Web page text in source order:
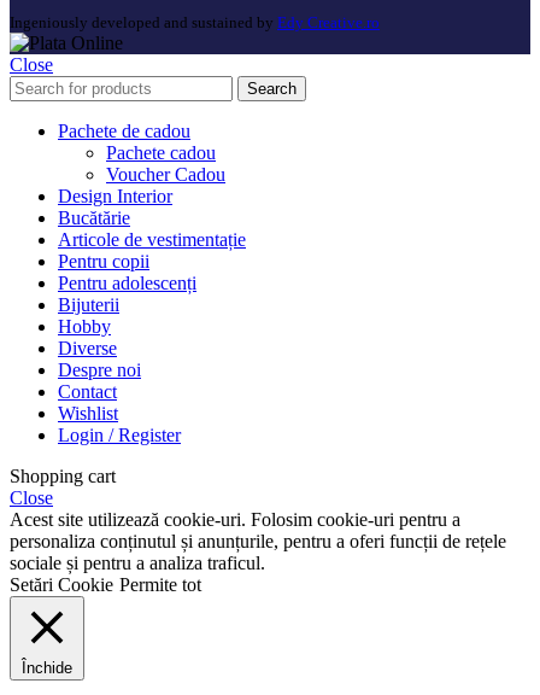
Ingeniously developed and sustained by Edy Creative.ro
Close
Search
Pachete de cadou
Pachete cadou
Voucher Cadou
Design Interior
Bucătărie
Articole de vestimentație
Pentru copii
Pentru adolescenți
Bijuterii
Hobby
Diverse
Despre noi
Contact
Wishlist
Login / Register
Shopping cart
Close
Acest site utilizează cookie-uri. Folosim cookie-uri pentru a
personaliza conținutul și anunțurile, pentru a oferi funcții de rețele
sociale și pentru a analiza traficul.
Setări Cookie Permite tot
Închide